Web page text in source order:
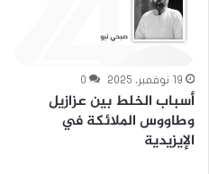
19 نوفمبر، 2025 0
أسباب الخلط بين عزازيل
وطاووس الملائكة في
الإيزيدية